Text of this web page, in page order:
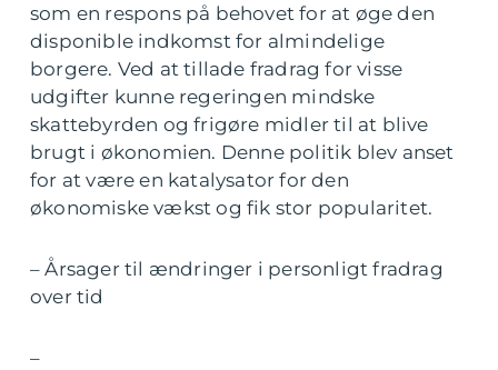
som en respons på behovet for at øge den
disponible indkomst for almindelige
borgere. Ved at tillade fradrag for visse
udgifter kunne regeringen mindske
skattebyrden og frigøre midler til at blive
brugt i økonomien. Denne politik blev anset
for at være en katalysator for den
økonomiske vækst og fik stor popularitet.
– Årsager til ændringer i personligt fradrag
over tid
–